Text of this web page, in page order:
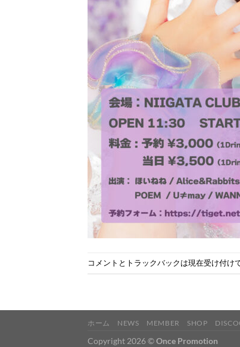
コメントとトラックバックは現在受け付け
ホーム NEWS MEMBER SHOP
Copyright 2026 ©Once Promotion